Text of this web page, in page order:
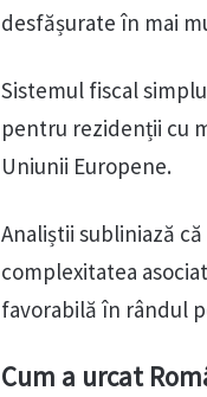
desfășurate în mai
Sistemul fiscal
pentru rezidenții cu
Uniunii Europene.
Analiștii subliniază
complexitatea
favorabilă în rândul
Cum a urcat